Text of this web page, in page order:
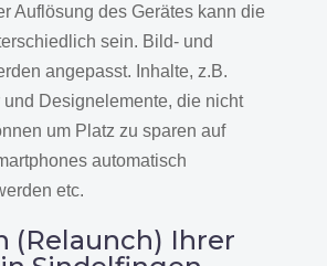
Auflösung des Gerätes kann die
sein. Bild- und
angepasst. Inhalte, z.B.
Designelemente, die nicht
um Platz zu sparen auf
automatisch
etc.
(Relaunch) Ihrer